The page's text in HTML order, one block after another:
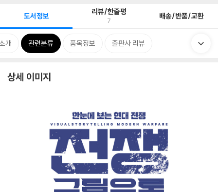
도서정보 리뷰/한줄평
7 배송/반품/교환
개 관련분류 품목정보 출판사 리뷰
상세 이미지